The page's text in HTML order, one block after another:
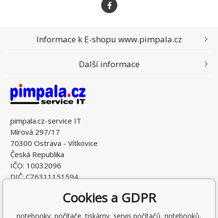
pimpala.cz-service IT
Mírová 297/17
70300 Ostrava - Vítkovice
Česká Republika
IČO: 10032096
DIČ: CZ6311151594
Informace k E-shopu www.pimpala.cz
Další informace
Cookies a GDPR
notebooky, počítače, tiskárny, servis počítačů, notebooků,